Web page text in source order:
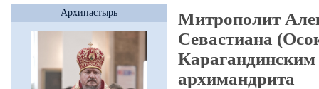
Архипастырь
Митрополит
Севастиана
архимандрита